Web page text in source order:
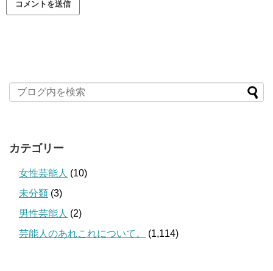
カテゴリー
女性芸能人 (10)
未分類 (3)
男性芸能人 (2)
芸能人のあれこれについて。
(1,114)